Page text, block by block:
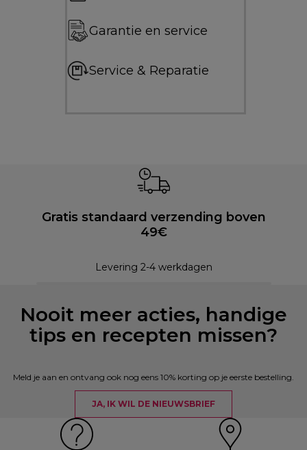
Garantie en service
Service & Reparatie
Gratis standaard verzending boven
49€
Levering 2-4 werkdagen
Nooit meer acties, handige
tips en recepten missen?
Meld je aan en ontvang ook nog eens 10% korting op je eerste bestelling.
JA, IK WIL DE NIEUWSBRIEF